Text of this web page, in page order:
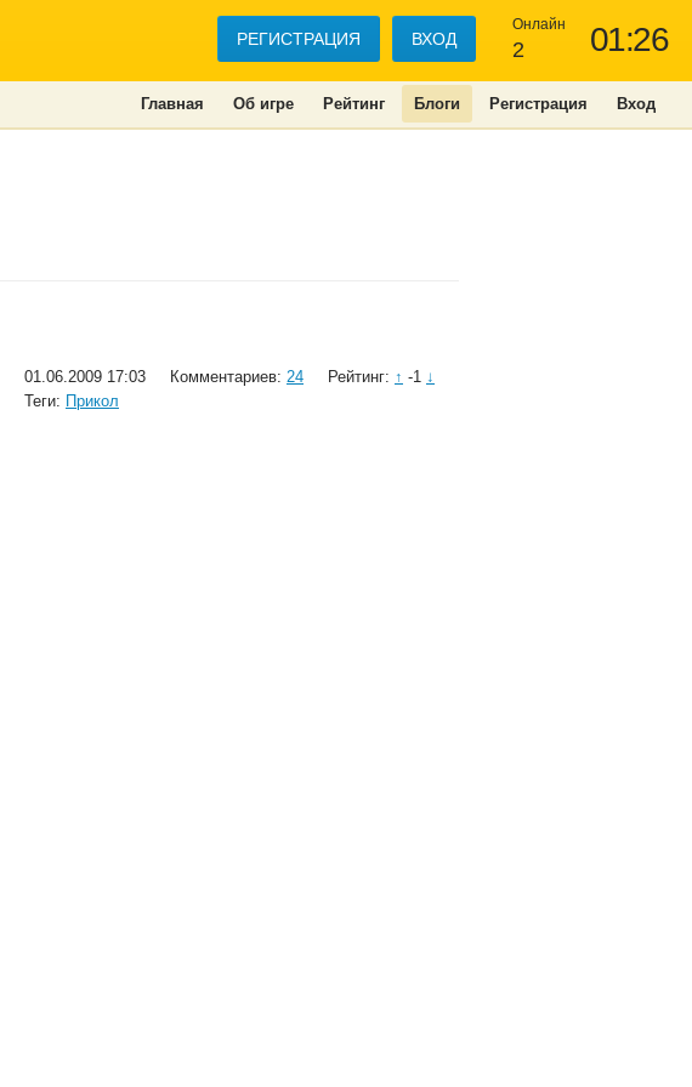
01:26
Онлайн
2
РЕГИСТРАЦИЯ ВХОД
Главная Об игре Рейтинг Блоги Регистрация Вход
01.06.2009 17:03 Комментариев: 24 Рейтинг: ↑ -1 ↓
Теги: Прикол